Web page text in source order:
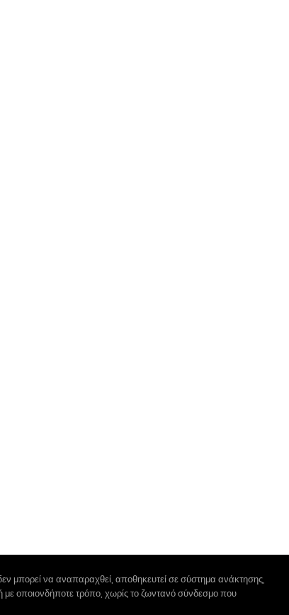
μπορεί να αναπαραχθεί, αποθηκευτεί σε σύστημα ανάκτησης,
με οποιονδήποτε τρόπο, χωρίς το ζωντανό σύνδεσμο που